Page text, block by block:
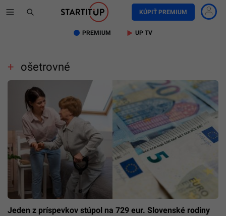
KÚPIŤ PREMIUM
PREMIUM UP TV
ošetrovné
Jeden z príspevkov stúpol na 729 eur. Slovenské rodiny